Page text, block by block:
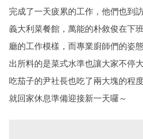
完成了一天疲累的工作，他們也到
義大利菜餐館，萬能的朴敘俊在下
廳的工作模樣，而專業廚師們的姿
出所料的是菜式水準也讓大家不停
吃茄子的尹社長也吃了兩大塊的程
就回家休息準備迎接新一天囉～